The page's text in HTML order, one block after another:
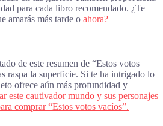
para cada libro recomendado. ¿Te
amarás más tarde o ahora?
de este resumen de “Estos votos
raspa la superficie. Si te ha intrigado lo
ofrece aún más profundidad y
este cautivador mundo y sus personajes
comprar “Estos votos vacíos”.